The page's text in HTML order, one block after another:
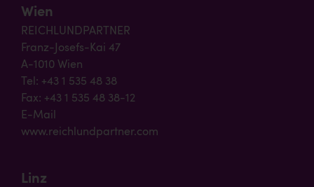
Wien
REICHLUNDPARTNER
Franz-Josefs-Kai 47
A-1010 Wien
Tel: +43 1 535 48 38
Fax: +43 1 535 48 38-12
E-Mail
www.reichlundpartner.com
Linz